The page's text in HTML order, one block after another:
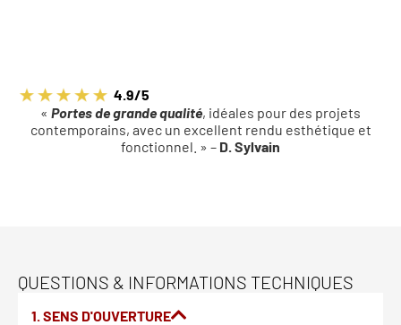
4.9/5
« Portes de grande qualité, idéales pour des projets
contemporains, avec un excellent rendu esthétique et
fonctionnel. » – D. Sylvain
QUESTIONS & INFORMATIONS TECHNIQUES
1. SENS D'OUVERTURE